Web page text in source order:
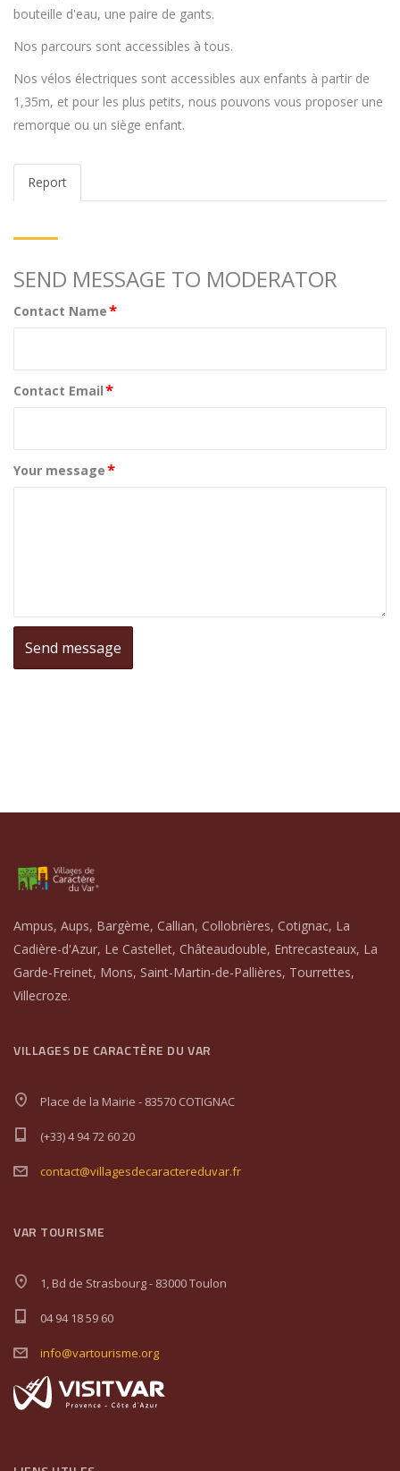
bouteille d'eau, une paire de gants.
Nos parcours sont accessibles à tous.
Nos vélos électriques sont accessibles aux enfants à partir de
1,35m, et pour les plus petits, nous pouvons vous proposer une
remorque ou un siège enfant.
Report
SEND MESSAGE TO MODERATOR
Contact Name*
Contact Email*
Your message*
Ampus, Aups, Bargème, Callian, Collobrières, Cotignac, La
Cadière-d'Azur, Le Castellet, Châteaudouble, Entrecasteaux, La
Garde-Freinet, Mons, Saint-Martin-de-Pallières, Tourrettes,
Villecroze.
VILLAGES DE CARACTÈRE DU VAR
Place de la Mairie - 83570 COTIGNAC
(+33) 4 94 72 60 20
contact@villagesdecaractereduvar.fr
VAR TOURISME
1, Bd de Strasbourg - 83000 Toulon
04 94 18 59 60
info@vartourisme.org